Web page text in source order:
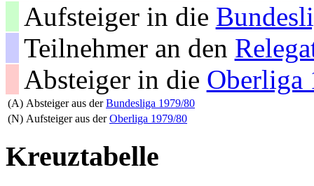
Aufsteiger in die
Teilnehmer an den
Absteiger in die Oberliga
(A) Absteiger aus derBundesliga 1979/80
(N) Aufsteiger aus derOberliga 1979/80
Kreuztabelle